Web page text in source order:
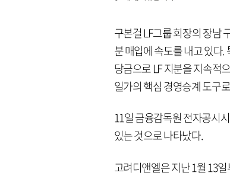
구본걸 LF그룹 회장의 장남
분 매입에 속도를 내고 있다
당금으로 LF 지분을 지속적
일가의 핵심 경영승계 도구
11일 금융감독원 전자공시
있는 것으로 나타났다.
고려디앤엘은 지난 1월 13